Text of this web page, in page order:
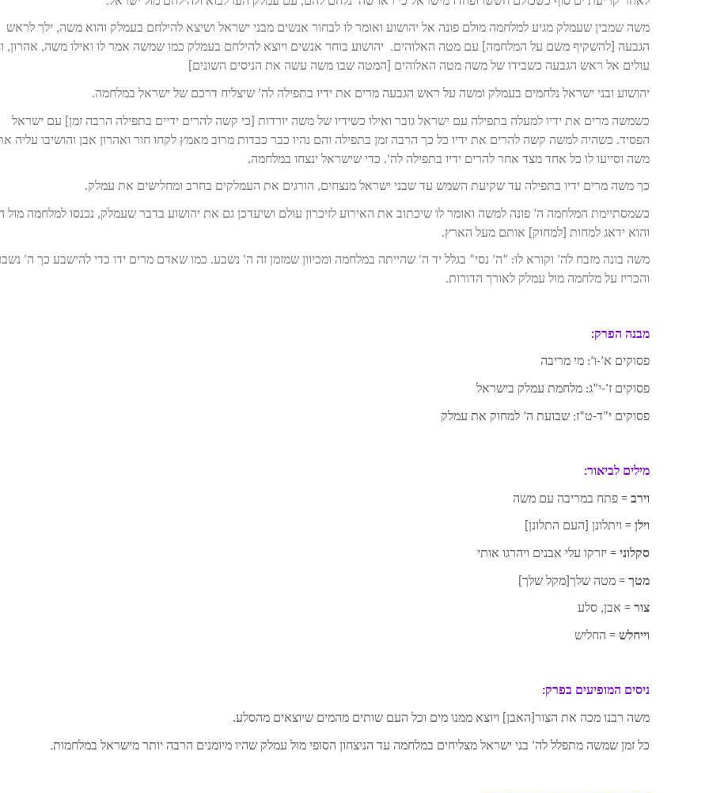
משה שמבין שעמלק מגיע למלחמה מולם פונה אל יהושוע ואומר לו לבחור אנשים מבני ישראל ושיצא להילחם בעמלק והוא משה, ילך לראש
הגבעה [להשקיף משם על המלחמה] עם מטה האלוהים. יהושוע בוחר אנשים ויוצא להילחם בעמלק כמו שמשה אמר לו ואילו משה, אהרון,
עולים אל ראש הגבעה כשבידו של משה מטה האלוהים [המטה שבו משה עשה את הניסים השונים]
יהושוע ובני ישראל נלחמים בעמלק ומשה על ראש הגבעה מרים את ידיו בתפילה לה’ שיצליח דרכם של ישראל במלחמה.
כשמשה מרים את ידיו למעלה בתפילה עם ישראל גובר ואילו כשידיו של משה יורדות [כי קשה להרים ידיים בתפילה הרבה זמן] עם ישראל
הפסיד. כשהיה למשה קשה להרים את ידיו כל כך הרבה זמן בתפילה והם נהיו כבר כבדות מרוב מאמץ לקחו חור ואהרון אבן והושיבו עליה
משה וסייעו לו כל אחד מצד אחר להרים ידיו בתפילה לה’. כדי שישראל ינצחו במלחמה.
כך משה מרים ידיו בתפילה עד שקיעת השמש עד שבני ישראל מנצחים, הורגים את העמלקים בחרב ומחלישים את עמלק.
כשמסתיימת המלחמה ה’ פונה למשה ואומר לו שיכתוב את האירוע לזיכרון עולם ושיעדכן גם את יהושוע בדבר שעמלק, נכנסו למלחמה מול
והוא ידאג למחות [למחוק] אותם מעל הארץ.
משה בונה מזבח לה’ וקורא לו: “ה’ נסי” בגלל יד ה’ שהייתה במלחמה ומכיוון שמזמן זה ה’ נשבע. כמו שאדם מרים ידו כדי להישבע כך ה’
והכריז על מלחמה מול עמלק לאורך הדורות.
מבנה הפרק:
פסוקים א’-ו’: מי מריבה
פסוקים ז’-י”ג: מלחמת עמלק בישראל
פסוקים י”ד-ט”ז: שבועת ה’ למחוק את עמלק
מילים לביאור:
וירב = פתח במריבה עם משה
וילן = ויתלונן [העם התלונן]
סקלוני = יזרקו עלי אבנים ויהרגו אותי
מטך = מטה שלך[מקל שלך]
צור = אבן, סלע
וייחלש = החליש
ניסים המופיעים בפרק:
משה רבנו מכה את הצור[האבן] ויוצא ממנו מים וכל העם שותים מהמים שיוצאים מהסלע.
כל זמן שמשה מתפלל לה’ בני ישראל מצליחים במלחמה עד הניצחון הסופי מול עמלק שהיו מיומנים הרבה יותר מישראל במלחמות.